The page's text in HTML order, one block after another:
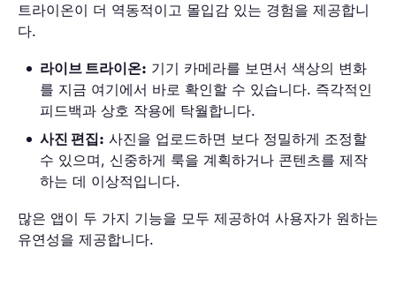
트라이온이 더 역동적이고 몰입감 있는 경험을 제공합니
다.
라이브 트라이온: 기기 카메라를 보면서 색상의 변화
를 지금 여기에서 바로 확인할 수 있습니다. 즉각적인
피드백과 상호 작용에 탁월합니다.
사진 편집: 사진을 업로드하면 보다 정밀하게 조정할
수 있으며, 신중하게 룩을 계획하거나 콘텐츠를 제작
하는 데 이상적입니다.
많은 앱이 두 가지 기능을 모두 제공하여 사용자가 원하는
유연성을 제공합니다.